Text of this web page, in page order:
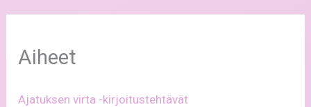
Aiheet
Ajatuksen virta -kirjoitustehtävät